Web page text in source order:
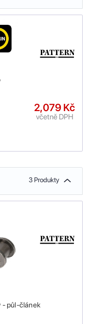
2,079 Kč
včetně DPH
3 Produkty
- půl-článek